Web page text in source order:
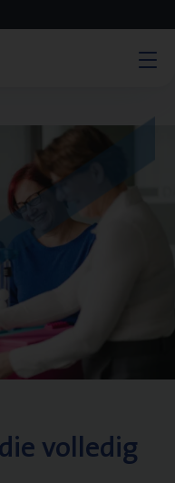
volledig